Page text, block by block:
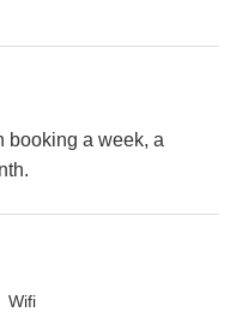
booking a week, a
Wifi